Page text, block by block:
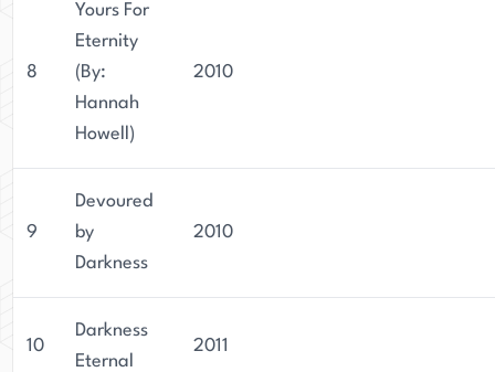
8
Yours For
Eternity
(By:
Hannah
Howell)
2010
9
Devoured
by
Darkness
2010
10
Darkness
Eternal
2011